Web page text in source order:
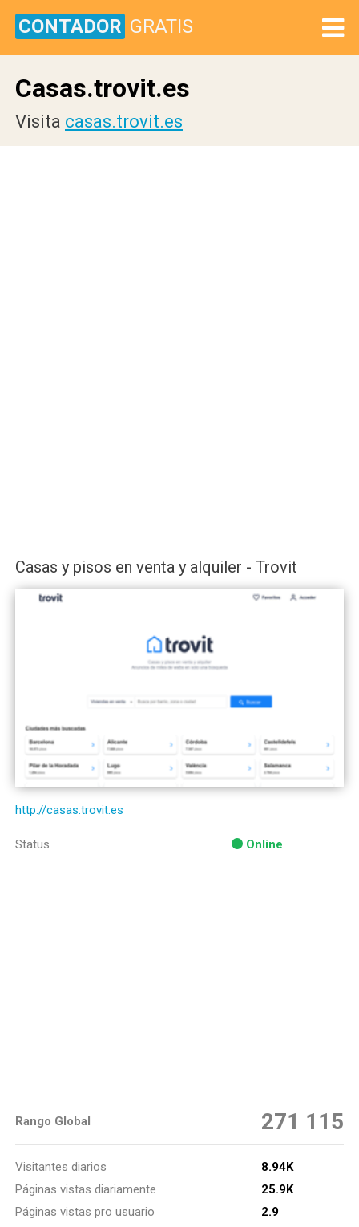
CONTADOR GRATIS
Casas.trovit.es
Visita casas.trovit.es
Casas y pisos en venta y alquiler - Trovit
http://casas.trovit.es
Status Online
Rango Global 271 115
Visitantes diarios
8.94K
Páginas vistas diariamente
25.9K
Páginas vistas pro usuario
2.9